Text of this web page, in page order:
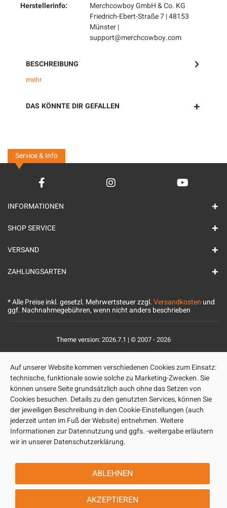
Herstellerinfo:
Merchcowboy GmbH & Co. KG
Friedrich-Ebert-Straße 7 | 48153
Münster |
support@merchcowboy.com
BESCHREIBUNG
mehr
DAS KÖNNTE DIR GEFALLEN
Service & Info
INFORMATIONEN
SHOP SERVICE
VERSAND
ZAHLUNGSARTEN
* Alle Preise inkl. gesetzl. Mehrwertsteuer zzgl.Versandkosten und
ggf. Nachnahmegebühren, wenn nicht anders beschrieben
Theme version: 2026.7.1 | © 2007 - 2026
Auf unserer Website kommen verschiedenen Cookies zum Einsatz:
technische, funktionale sowie solche zu Marketing-Zwecken. Sie
können unsere Seite grundsätzlich auch ohne das Setzen von
Cookies besuchen. Details zu den genutzten Services, können Sie
der jeweiligen Beschreibung in den Cookie-Einstellungen (auch
jederzeit unten im Fuß der Website) entnehmen. Weitere
Informationen zur Datennutzung und ggfs. -weitergabe erläutern
wir in unserer Datenschutzerklärung.
ABLEHNEN
AKZEPTIEREN